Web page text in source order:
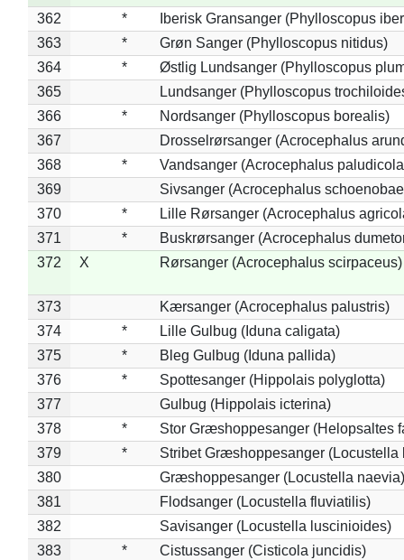
362 *
Iberisk Gransanger (Phylloscopus
363
*
Grøn Sanger (Phylloscopus nitidus)
364
*
Østlig Lundsanger (Phylloscopus
365
Lundsanger (Phylloscopus
366
*
Nordsanger (Phylloscopus borealis)
367
Drosselrørsanger (Acrocephalus
368
*
Vandsanger (Acrocephalus
369
Sivsanger (Acrocephalus
370
*
Lille Rørsanger (Acrocephalus
371
*
Buskrørsanger (Acrocephalus
372
X Rørsanger (Acrocephalus scirpaceus)
373
Kærsanger (Acrocephalus palustris)
374
*
Lille Gulbug (Iduna caligata)
375
*
Bleg Gulbug (Iduna pallida)
376
*
Spottesanger (Hippolais polyglotta)
377
Gulbug (Hippolais icterina)
378
*
Stor Græshoppesanger (Helopsaltes
379
*
Stribet Græshoppesanger (Locustella
380
Græshoppesanger (Locustella naevia)
381
Flodsanger (Locustella fluviatilis)
382
Savisanger (Locustella luscinioides)
383
*
Cistussanger (Cisticola juncidis)